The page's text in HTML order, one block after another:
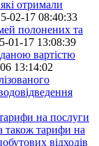
отримали
02-17 08:40:33
полонених та
01-17 13:08:39
вартістю
13:14:02
на послуги
також тарифи на
відходів